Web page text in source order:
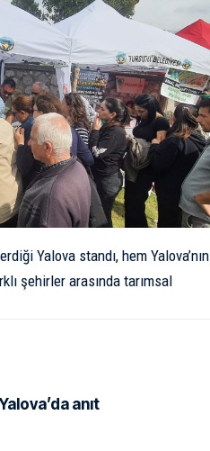
Yalova standı, hem Yalova’nın
şehirler arasında tarımsal
anıt